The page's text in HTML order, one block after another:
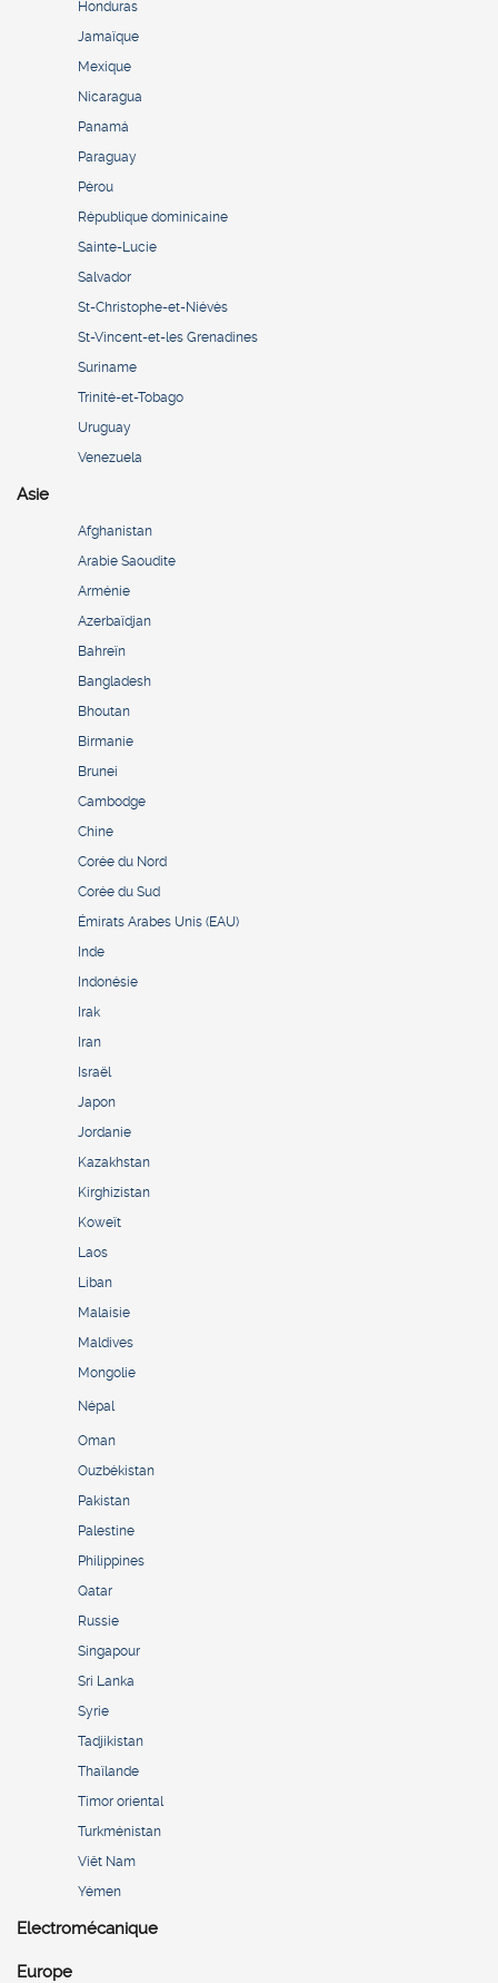
Honduras
Jamaïque
Mexique
Nicaragua
Panamá
Paraguay
Pérou
République dominicaine
Sainte-Lucie
Salvador
St-Christophe-et-Niévès
St-Vincent-et-les Grenadines
Suriname
Trinité-et-Tobago
Uruguay
Venezuela
Asie
Afghanistan
Arabie Saoudite
Arménie
Azerbaïdjan
Bahreïn
Bangladesh
Bhoutan
Birmanie
Brunei
Cambodge
Chine
Corée du Nord
Corée du Sud
Émirats Arabes Unis (EAU)
Inde
Indonésie
Irak
Iran
Israël
Japon
Jordanie
Kazakhstan
Kirghizistan
Koweït
Laos
Liban
Malaisie
Maldives
Mongolie
Népal
Oman
Ouzbékistan
Pakistan
Palestine
Philippines
Qatar
Russie
Singapour
Sri Lanka
Syrie
Tadjikistan
Thaïlande
Timor oriental
Turkménistan
Viêt Nam
Yémen
Electromécanique
Europe